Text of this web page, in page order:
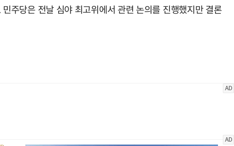
주당은 전날 심야 최고위에서 관련 논의를 진행했지만 결론